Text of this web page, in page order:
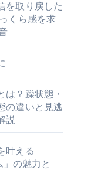
を取り戻した
くら感を求
は？躁状態・
の違いと見逃
説
叶える
」の魅力と